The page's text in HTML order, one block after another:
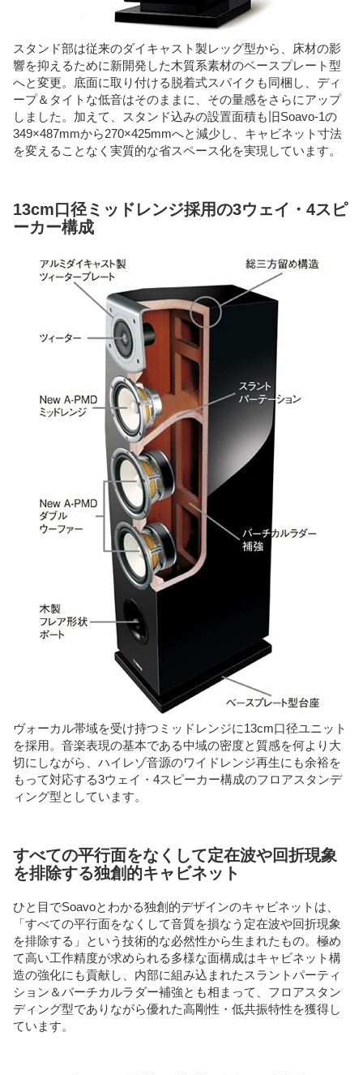
スタンド部は従来のダイキャスト製レッグ型から、床材の影
響を抑えるために新開発した木質系素材のベースプレート型
へと変更。底面に取り付ける脱着式スパイクも同梱し、ディ
ープ＆タイトな低音はそのままに、その量感をさらにアップ
しました。加えて、スタンド込みの設置面積も旧Soavo-1の
349×487mmから270×425mmへと減少し、キャビネット寸法
を変えることなく実質的な省スペース化を実現しています。
13cm口径ミッドレンジ採用の3ウェイ・4スピ
ーカー構成
ヴォーカル帯域を受け持つミッドレンジに13cm口径ユニット
を採用。音楽表現の基本である中域の密度と質感を何より大
切にしながら、ハイレゾ音源のワイドレンジ再生にも余裕を
もって対応する3ウェイ・4スピーカー構成のフロアスタンデ
ィング型としています。
すべての平行面をなくして定在波や回折現象
を排除する独創的キャビネット
ひと目でSoavoとわかる独創的デザインのキャビネットは、
「すべての平行面をなくして音質を損なう定在波や回折現象
を排除する」という技術的な必然性から生まれたもの。極め
て高い工作精度が求められる多様な面構成はキャビネット構
造の強化にも貢献し、内部に組み込まれたスラントパーティ
ション＆バーチカルラダー補強とも相まって、フロアスタン
ディング型でありながら優れた高剛性・低共振特性を獲得し
ています。